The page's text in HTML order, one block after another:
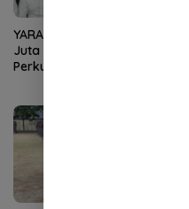
YARA Serahkan Infak Rp10
Juta ke Baitul Mal Aceh,
Perkuat Pengelolaan ZIS